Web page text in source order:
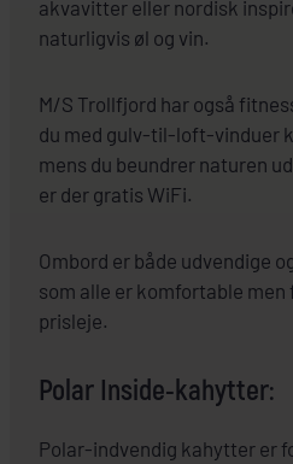
akvavitter eller nordisk
naturligvis øl og vin.
M/S Trollfjord har også
du med gulv-til-loft-vinduer
mens du beundrer naturen
er der gratis WiFi.
Ombord er både udvendige
som alle er komfortable
prisleje.
Polar Inside-kahytter:
Polar-indvendig kahytter er